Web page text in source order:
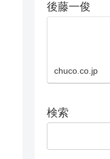
後藤一俊
chuco.co.jp
検索